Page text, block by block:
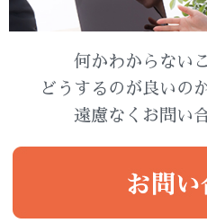
何かわからない
どうするのが良い
遠慮なくお問い